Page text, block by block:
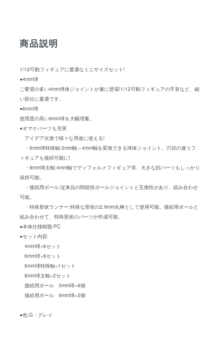
商品説明
1/12可動フィギュアに最適なミニサイズセット!
●4mm球
ご要望の多い4mm球体ジョイントが遂に登場!1/12可動フィギュアの手首など、細
い部分に最適です。
●6mm球
使用度の高い6mm球を大幅増量。
●オマケパーツも充実
アイデア次第で様々な用途に使える!
・6mm球特殊軸:3mm軸⇔4mm軸を変換できる球体ジョイント。穴径の違うフ
ィギュアも接続可能に!
・8mm球太軸:4mm軸でディフォルメフィギュア等、大きな顔パーツもしっかり
保持可能。
・接続用ボール:従来品の関節技ボールジョイントと互換性があり、組み合わせ
可能。
・特殊形状ランナー:特殊な形状の2.9mm丸棒として使用可能。接続用ボールと
組み合わせて、特殊形状のパーツが作成可能。
●本体仕様樹脂:PC
●セット内容:
4mm球×6セット
6mm球×8セット
6mm球特殊軸×1セット
8mm球太軸×2セット
接続用ボール 5mm球×6個
接続用ボール 6mm球×2個
●色:G・グレイ